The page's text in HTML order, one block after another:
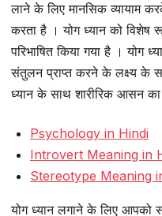
लाने के लिए मानसिक व्यायाम
करता है । योग ध्यान को विशेष
परिभाषित किया गया है । योग
संतुलन प्राप्त करने के लक्ष्य के
ध्यान के साथ शारीरिक आसन का
Psychology in Hindi
Introvert Meaning in
Stereotype Meaning
योग ध्यान लगाने के लिए आपको